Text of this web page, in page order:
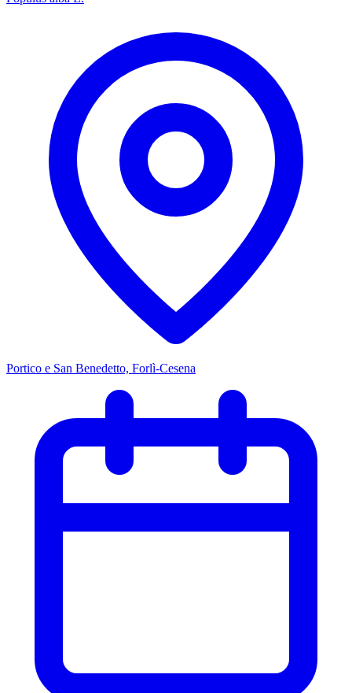
Portico e San Benedetto, Forlì-Cesena